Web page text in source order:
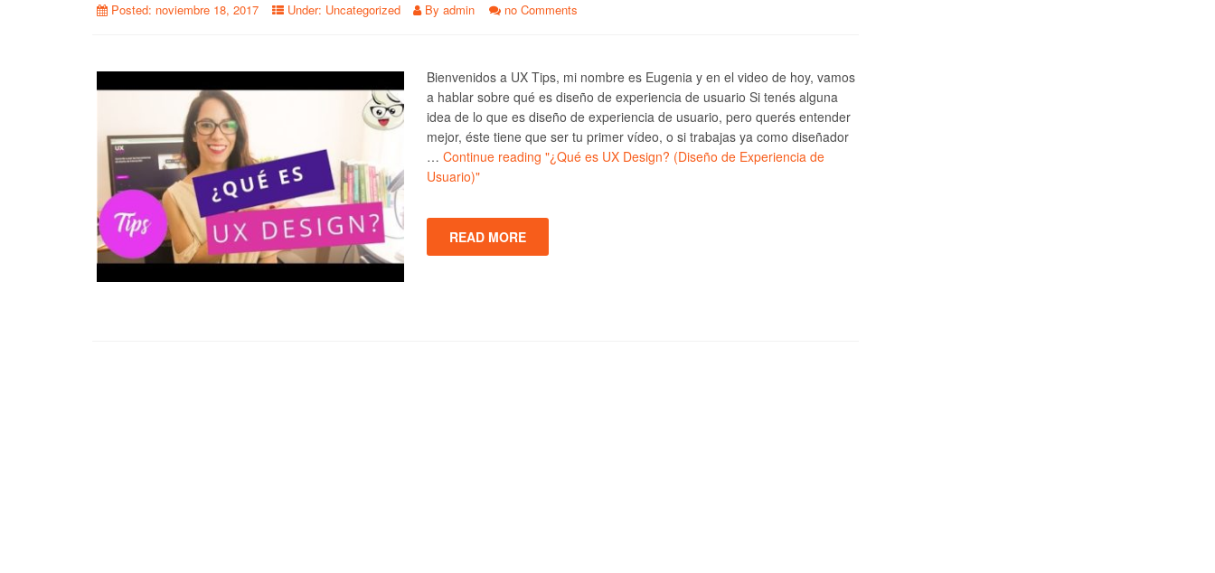
Posted: noviembre 18, 2017 Under: Uncategorized By admin no Comments
Bienvenidos a UX Tips, mi nombre es Eugenia y en el video de hoy, vamos
a hablar sobre qué es diseño de experiencia de usuario Si tenés alguna
idea de lo que es diseño de experiencia de usuario, pero querés entender
mejor, éste tiene que ser tu primer vídeo, o si trabajas ya como diseñador
… Continue reading "¿Qué es UX Design? (Diseño de Experiencia de
Usuario)"
READ MORE